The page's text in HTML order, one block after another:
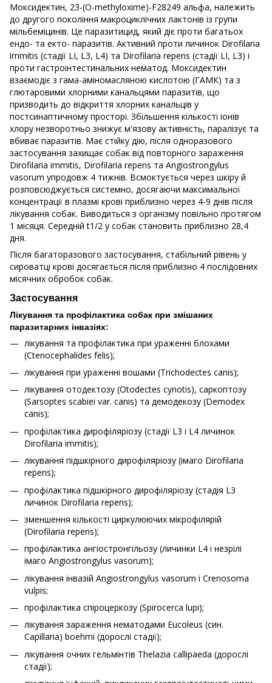
Моксидектин, 23-(O-methyloxime)-F28249 альфа, належить
до другого покоління макроциклічних лактонів із групи
мільбеміцинів. Це паразитицид, який діє проти багатьох
ендо- та екто- паразитів. Активний проти личинок Dirofilaria
immitis (стадії LI, L3, L4) та Dirofilaria repens (стадії LI, L3) і
проти гастроінтестинальних нематод. Моксидектин
взаємодіє з гама-аміномасляною кислотою (ГАМК) та з
глютаровими хлорними канальцями паразитів, що
призводить до відкриття хлорних канальців у
постсинаптичному просторі. Збільшення кількості іонів
хлору незворотньо знижує м'язову активність, паралізує та
вбиває паразитів. Має стійку дію, після одноразового
застосування захищає собак від повторного зараження
Dirofilaria immitis, Dirofilaria repens та Angiostrongylus
vasorum упродовж 4 тижнів. Всмоктується через шкіру й
розповсюджується системно, досягаючи максимальної
концентрації в плазмі крові приблизно через 4-9 днів після
лікування собак. Виводиться з організму повільно протягом
1 місяця. Середній t1/2 у собак становить приблизно 28,4
дня.
Після багаторазового застосування, стабільний рівень у
сироватці крові досягається після приблизно 4 послідовних
місячних обробок собак.
Застосування
Лікування та профілактика собак при змішаних
паразитарних інвазіях:
лікування та профілактика при ураженні блохами
(Ctenocephalides felis);
лікування при ураженні вошами (Trichodectes canis);
лікування отодектозу (Otodectes cynotis), саркоптозу
(Sarsoptes scabiei var. canis) та демодекозу (Demodex
canis);
профілактика дирофіляріозу (стадії L3 і L4 личинок
Dirofilaria immitis);
лікування підшкірного дирофіляріозу (імаго Dirofilaria
repens);
профілактика підшкірного дирофіляріозу (стадія L3
личинок Dirofilaria repens);
зменшення кількості циркулюючих мікрофілярій
(Dirofilaria repens);
профілактика ангіостронгільозу (личинки L4 і незрілі
імаго Angiostrongylus vasorum);
лікування інвазій Angiostrongylus vasorum і Crenosoma
vulpis;
профілактика спіроцеркозу (Spirocerca lupi);
лікування зараження нематодами Eucoleus (син.
Capillaria) boehmi (дорослі стадії);
лікування очних гельмінтів Thelazia callipaeda (дорослі
стадії);